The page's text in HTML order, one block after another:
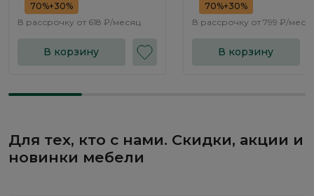
70%+30%
В рассрочку от 618 ₽/месяц
В корзину
70%+30%
В рассрочку от 799 ₽/
В корзину
Для тех, кто с нами. Скидки, акции и
новинки мебели